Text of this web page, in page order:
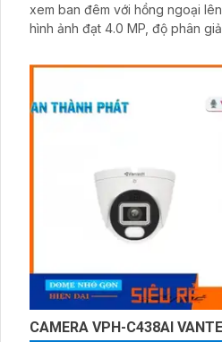
xem ban đêm với hồng ngoại lên đến
hình ảnh đạt 4.0 MP, độ phân giải
chóng nhờ vào phần mềm hỗ trợ
CAMERA VPH-C438AI